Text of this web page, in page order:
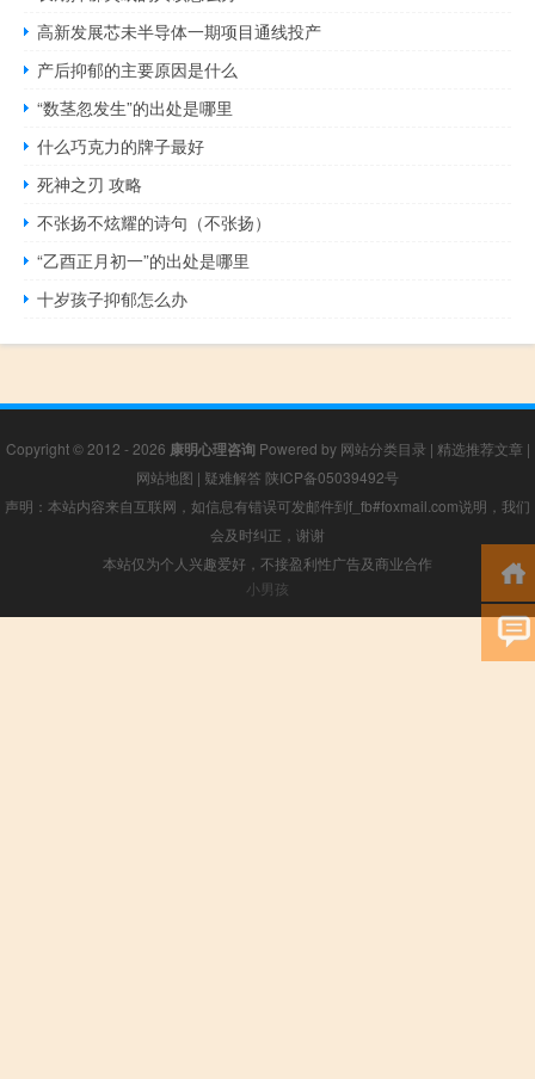
高新发展芯未半导体一期项目通线投产
产后抑郁的主要原因是什么
“数茎忽发生”的出处是哪里
什么巧克力的牌子最好
死神之刃 攻略
不张扬不炫耀的诗句（不张扬）
“乙酉正月初一”的出处是哪里
十岁孩子抑郁怎么办
Copyright © 2012 - 2026 康明心理咨询Powered by 网站分类目录 | 精选推荐文章 |
网站地图 | 疑难解答 陕ICP备05039492号
声明：本站内容来自互联网，如信息有错误可发邮件到f_fb#foxmail.com说明，我们
会及时纠正，谢谢
本站仅为个人兴趣爱好，不接盈利性广告及商业合作
小男孩